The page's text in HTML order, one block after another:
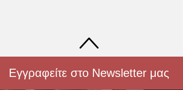
Εγγραφείτε στο Newsletter μας